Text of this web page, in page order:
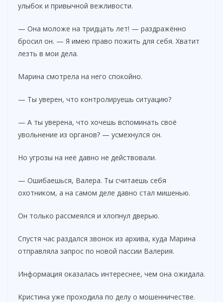
улыбок и привычной вежливости.
— Она моложе на тридцать лет! — раздражённо
бросил он. — Я имею право пожить для себя. Хватит
лезть в мои дела.
Марина смотрела на него спокойно.
— Ты уверен, что контролируешь ситуацию?
— А ты уверена, что хочешь вспоминать своё
увольнение из органов? — усмехнулся он.
Но угрозы на неё давно не действовали.
— Ошибаешься, Валера. Ты считаешь себя
охотником, а на самом деле давно стал мишенью.
Он только рассмеялся и хлопнул дверью.
Спустя час раздался звонок из архива, куда Марина
отправляла запрос по новой пассии Валерия.
Информация оказалась интереснее, чем она ожидала.
Кристина уже проходила по делу о мошенничестве.